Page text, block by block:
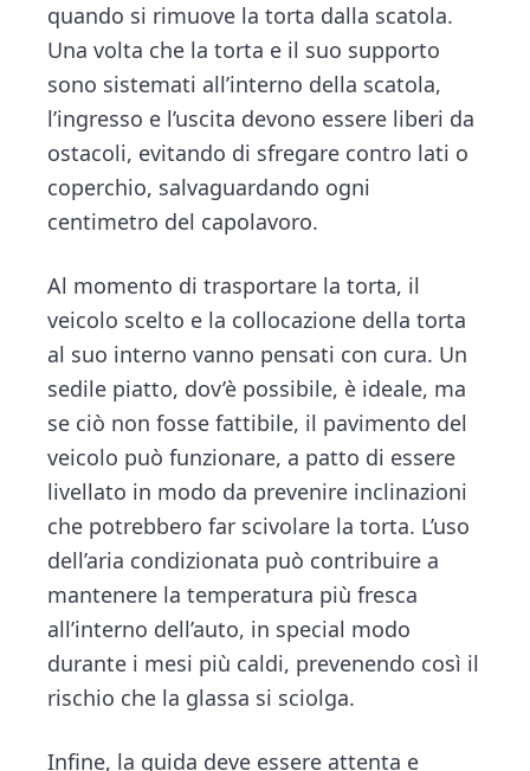
quando si rimuove la torta dalla scatola.
Una volta che la torta e il suo supporto
sono sistemati all’interno della scatola,
l’ingresso e l’uscita devono essere liberi da
ostacoli, evitando di sfregare contro lati o
coperchio, salvaguardando ogni
centimetro del capolavoro.
Al momento di trasportare la torta, il
veicolo scelto e la collocazione della torta
al suo interno vanno pensati con cura. Un
sedile piatto, dov’è possibile, è ideale, ma
se ciò non fosse fattibile, il pavimento del
veicolo può funzionare, a patto di essere
livellato in modo da prevenire inclinazioni
che potrebbero far scivolare la torta. L’uso
dell’aria condizionata può contribuire a
mantenere la temperatura più fresca
all’interno dell’auto, in special modo
durante i mesi più caldi, prevenendo così il
rischio che la glassa si sciolga.
Infine, la guida deve essere attenta e